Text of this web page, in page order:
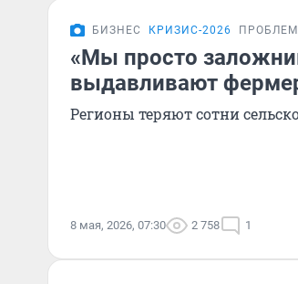
БИЗНЕС КРИЗИС-2026
«Мы просто
выдавливают
Регионы теряют сотни
8 мая, 2026, 07:30 2 758 1